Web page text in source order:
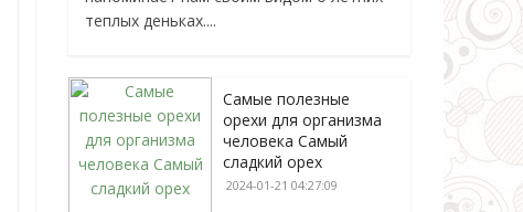
теплых деньках....
Самые полезные
орехи для организма
человека Самый
сладкий орех
2024-01-21 04:27:09